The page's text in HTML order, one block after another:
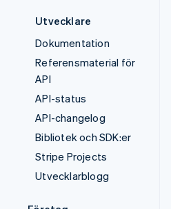
Utvecklare
Dokumentation
Referensmaterial för
API
API-status
API-changelog
Bibliotek och SDK:er
Stripe Projects
Utvecklarblogg